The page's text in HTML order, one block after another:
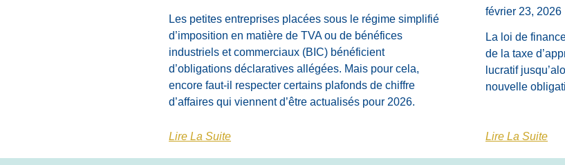
Les petites entreprises placées sous le régime simplifié
d’imposition en matière de TVA ou de bénéfices
industriels et commerciaux (BIC) bénéficient
d’obligations déclaratives allégées. Mais pour cela,
encore faut-il respecter certains plafonds de chiffre
d’affaires qui viennent d’être actualisés pour 2026.
Lire La Suite
février 23, 2026
La loi de
de la taxe
lucratif
nouvelle
Lire La Suite